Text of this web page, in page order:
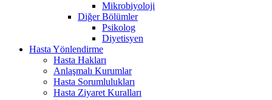
Mikrobiyoloji
Diğer Bölümler
Psikolog
Diyetisyen
Hasta Yönlendirme
Hasta Hakları
Anlaşmalı Kurumlar
Hasta Sorumlulukları
Hasta Ziyaret Kuralları